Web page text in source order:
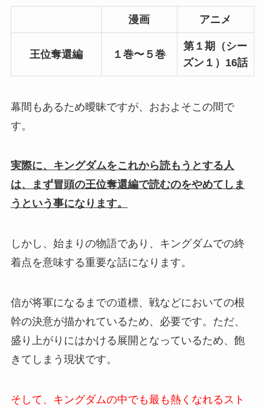
漫画 アニメ
王位奪還編 １巻〜５巻
第１期（シー
ズン１）16話
幕間もあるため曖昧ですが、おおよそこの間で
す。
実際に、キングダムをこれから読もうとする人
は、まず冒頭の王位奪還編で読むのをやめてしま
うという事になります。
しかし、始まりの物語であり、キングダムでの終
着点を意味する重要な話になります。
信が将軍になるまでの道標、戦などにおいての根
幹の決意が描かれているため、必要です。ただ、
盛り上がりにはかける展開となっているため、飽
きてしまう現状です。
そして、キングダムの中でも最も熱くなれるスト